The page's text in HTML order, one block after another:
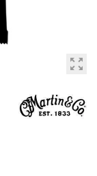
zoom_out_map